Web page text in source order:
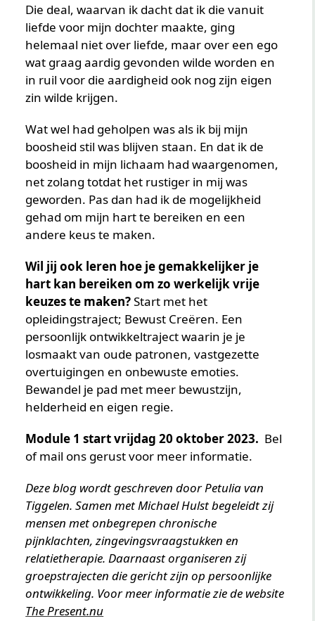
Die deal, waarvan ik dacht dat ik die vanuit
liefde voor mijn dochter maakte, ging
helemaal niet over liefde, maar over een ego
wat graag aardig gevonden wilde worden en
in ruil voor die aardigheid ook nog zijn eigen
zin wilde krijgen.
Wat wel had geholpen was als ik bij mijn
boosheid stil was blijven staan. En dat ik de
boosheid in mijn lichaam had waargenomen,
net zolang totdat het rustiger in mij was
geworden. Pas dan had ik de mogelijkheid
gehad om mijn hart te bereiken en een
andere keus te maken.
Wil jij ook leren hoe je gemakkelijker je
hart kan bereiken om zo werkelijk vrije
keuzes te maken?Start met het
opleidingstraject; Bewust Creëren. Een
persoonlijk ontwikkeltraject waarin je je
losmaakt van oude patronen, vastgezette
overtuigingen en onbewuste emoties.
Bewandel je pad met meer bewustzijn,
helderheid en eigen regie.
Module 1 start vrijdag 20 oktober 2023. Bel
of mail ons gerust voor meer informatie.
Deze blog wordt geschreven door Petulia van
Tiggelen. Samen met Michael Hulst begeleidt zij
mensen met onbegrepen chronische
pijnklachten, zingevingsvraagstukken en
relatietherapie. Daarnaast organiseren zij
groepstrajecten die gericht zijn op persoonlijke
ontwikkeling. Voor meer informatie zie de website
The Present.nu